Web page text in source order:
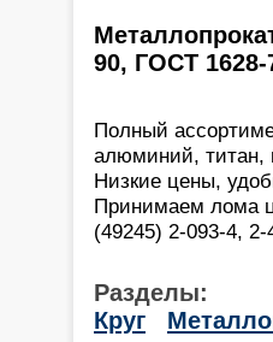
90, ГОСТ 1628-
Полный
алюминий, титан,
Низкие цены,
Принимаем лома
(49245) 2-093-4,
Разделы:
Круг